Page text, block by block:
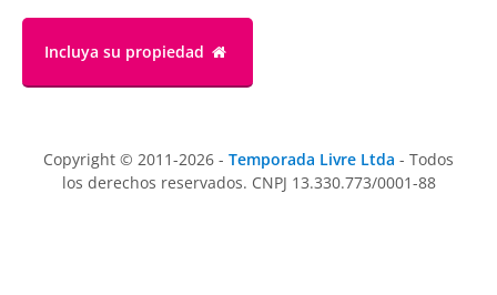
Incluya su propiedad
Copyright © 2011-2026 - Temporada Livre Ltda - Todos
los derechos reservados. CNPJ 13.330.773/0001-88